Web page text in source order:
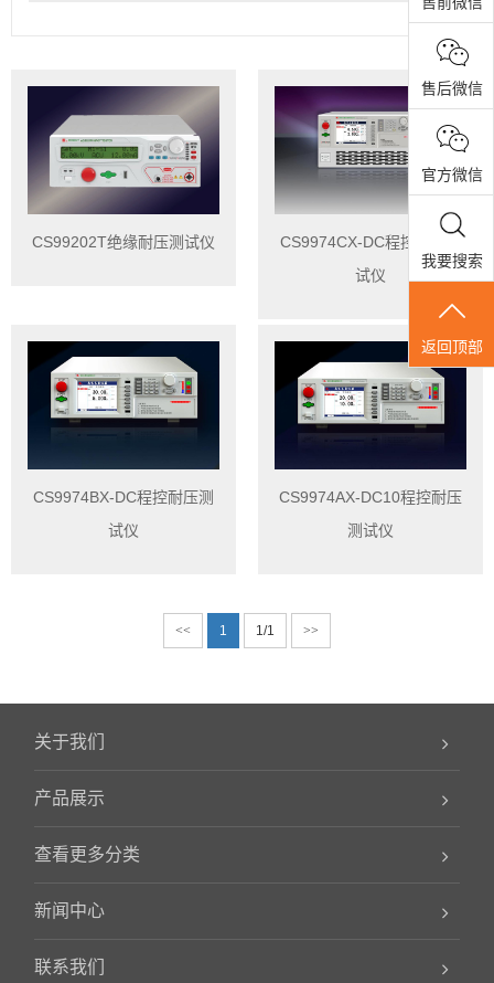
CS99202T绝缘耐压测试仪
CS9974CX-DC程控耐压测
试仪
CS9974BX-DC程控耐压测
试仪
CS9974AX-DC10程控耐压
测试仪
<< 1 1/1 >>
关于我们
产品展示
查看更多分类
新闻中心
联系我们
售后微信
官方微信
我要搜索
返回顶部